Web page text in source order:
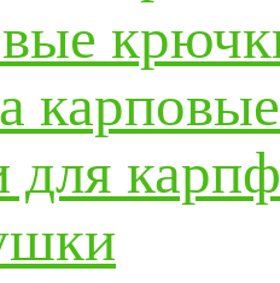
карповые
для